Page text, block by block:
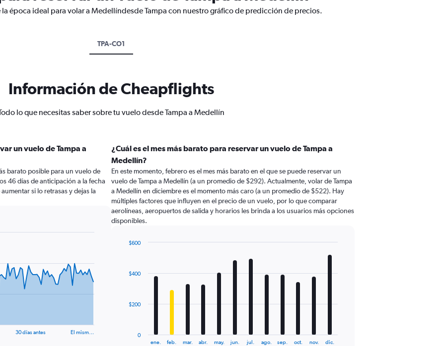
época ideal para volar a Medellíndesde Tampa con nuestro gráfico de predicción de precios.
TPA-CO1
Información de Cheapflights
lo que necesitas saber sobre tu vuelo desde Tampa a Medellín
un vuelo de Tampa a
barato posible para un vuelo de
46 días de anticipación a la fecha
si lo retrasas y dejas la
30 días antes El mism…
¿Cuál es el mes más barato para reservar un vuelo de Tampa a
Medellín?
En este momento, febrero es el mes más barato en el que se puede reservar un
vuelo de Tampa a Medellín (a un promedio de $292). Actualmente, volar de Tampa
a Medellín en diciembre es el momento más caro (a un promedio de $522). Hay
múltiples factores que influyen en el precio de un vuelo, por lo que comparar
aerolíneas, aeropuertos de salida y horarios les brinda a los usuarios más opciones
disponibles.
12
The
ene. feb. mar. abr. may. jun. jul. ago. sep. oct. nov. dic.
0
$200
$400
$600